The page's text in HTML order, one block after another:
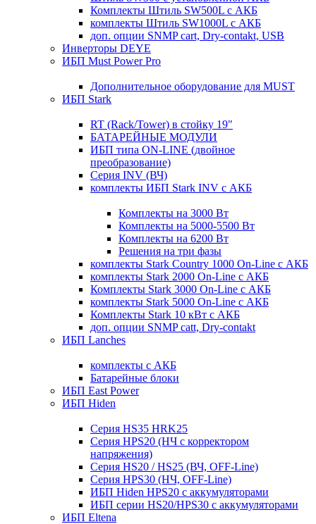
Комплекты Штиль SW500L с АКБ
комплекты Штиль SW1000L с АКБ
доп. опции SNMP cart, Dry-contakt, USB
Инверторы DEYE
ИБП Must Power Pro
Дополнительное оборудование для MUST
ИБП Stark
RT (Rack/Tower) в стойку 19"
БАТАРЕЙНЫЕ МОДУЛИ
ИБП типа ON-LINE (двойное
преобразование)
Серия INV (ВЧ)
комплекты ИБП Stark INV с АКБ
Комплекты на 3000 Вт
Комплекты на 5000-5500 Вт
Комплекты на 6200 Вт
Решения на три фазы
комплекты Stark Country 1000 On-Line с АКБ
комплекты Stark 2000 On-Line с АКБ
Комплекты Stark 3000 On-Line с АКБ
комплекты Stark 5000 On-Line с АКБ
Комплекты Stark 10 кВт с АКБ
доп. опции SNMP catt, Dry-contakt
ИБП Lanches
комплекты с АКБ
Батарейные блоки
ИБП East Power
ИБП Hiden
Серия HS35 HRK25
Серия HPS20 (НЧ с корректором
напряжения)
Серия HS20 / HS25 (ВЧ, OFF-Line)
Серия HPS30 (НЧ, OFF-Line)
ИБП Hiden HPS20 с аккумуляторами
ИБП серии HS20/HPS30 с аккумуляторами
ИБП Eltena